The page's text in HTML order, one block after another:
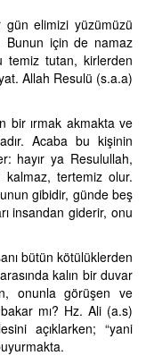
elimizi yüzümüzü
Bunun için de namaz
temiz tutan, kirlerden
Allah Resulü (s.a.a)
bir ırmak akmakta ve
Acaba bu kişinin
hayır ya Resulullah,
kalmaz, tertemiz olur.
gibidir, günde beş
insandan giderir, onu
bütün kötülüklerden
kalın bir duvar
onunla görüşen ve
mı? Hz. Ali (a.s)
açıklarken; “yani